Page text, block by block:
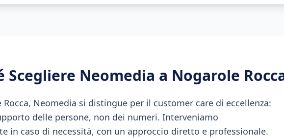
Scegliere Neomedia a Nogarole
Rocca, Neomedia si distingue per il customer care di eccellenza:
delle persone, non dei numeri. Interveniamo
in caso di necessità, con un approccio diretto e professionale.